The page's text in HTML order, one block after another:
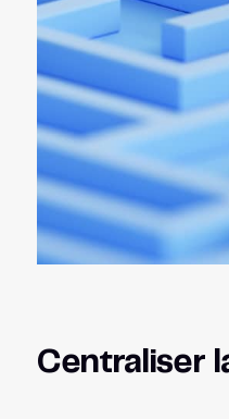
Centraliser